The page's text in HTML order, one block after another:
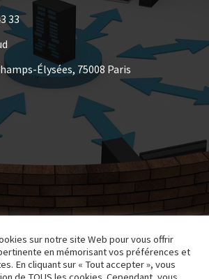
33
Élysées, 75008 Paris
Cloud - IT Infrastructure -
sur notre site Web pour vous offrir
en mémorisant vos préférences et
En cliquant sur « Tout accepter », vous